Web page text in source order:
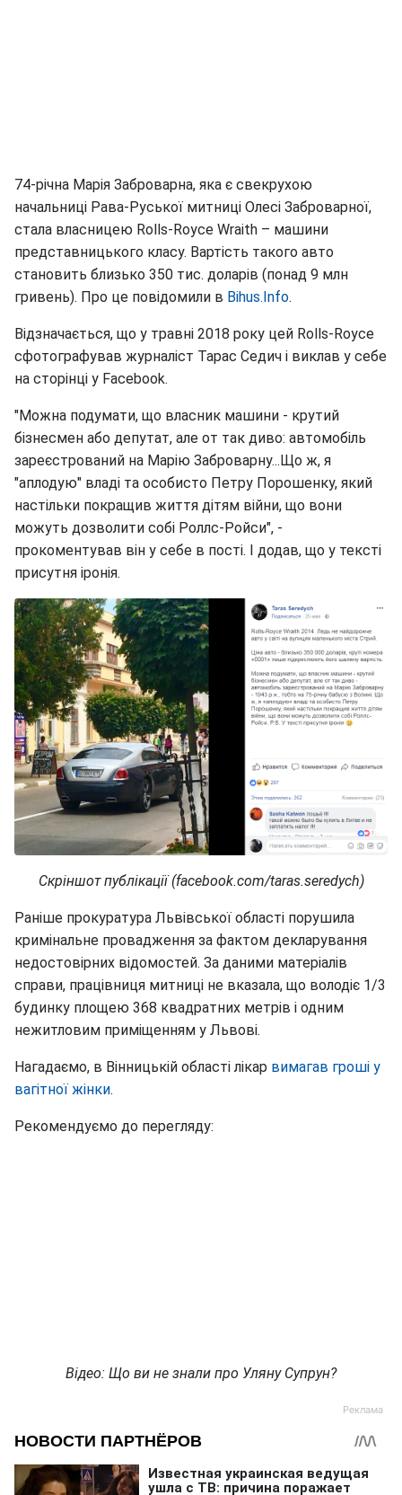
74-річна Марія Заброварна, яка є свекрухою
начальниці Рава-Руської митниці Олесі Заброварної,
стала власницею Rolls-Royce Wraith – машини
представницького класу. Вартість такого авто
становить близько 350 тис. доларів (понад 9 млн
гривень). Про це повідомили в Bihus.Info.
Відзначається, що у травні 2018 року цей Rolls-Royce
сфотографував журналіст Тарас Седич і виклав у себе
на сторінці у Facebook.
"Можна подумати, що власник машини - крутий
бізнесмен або депутат, але от так диво: автомобіль
зареєстрований на Марію Заброварну...Що ж, я
"аплодую" владі та особисто Петру Порошенку, який
настільки покращив життя дітям війни, що вони
можуть дозволити собі Роллс-Ройси", -
прокоментував він у себе в пості. І додав, що у тексті
присутня іронія.
Скріншот публікації (facebook.com/taras.seredych)
Раніше прокуратура Львівської області порушила
кримінальне провадження за фактом декларування
недостовірних відомостей. За даними матеріалів
справи, працівниця митниці не вказала, що володіє 1/3
будинку площею 368 квадратних метрів і одним
нежитловим приміщенням у Львові.
Нагадаємо, в Вінницькій області лікар вимагав гроші у
вагітної жінки.
Рекомендуємо до перегляду:
Відео: Що ви не знали про Уляну Супрун?